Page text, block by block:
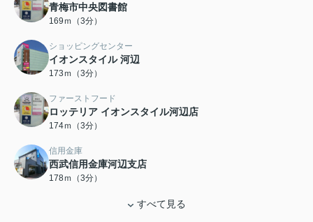
青梅市中央図書館
169ｍ（3分）
ショッピングセンター
イオンスタイル 河辺
173ｍ（3分）
ファーストフード
ロッテリア イオンスタイル河辺店
174ｍ（3分）
信用金庫
西武信用金庫河辺支店
178ｍ（3分）
すべて見る